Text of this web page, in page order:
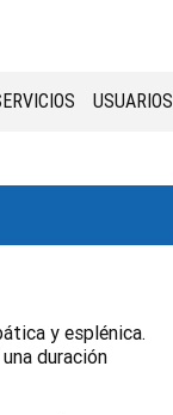
USUARIOS
y esplénica.
duración